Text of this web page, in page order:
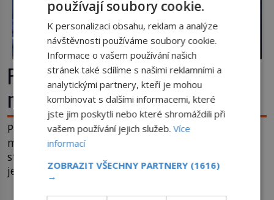
První plastické operace: Když se
nový nos rodí z kůže na tváři
Plastická chirurgie se často považuje za vynález
moderní medicíny. Ve skutečnosti jsou její kořeny
staré více než dva a půl tisíce let. V dobách, kdy
ještě neexistují antibiotika ani anestezie, se
odvážní lékaři pokoušejí vracet lidem tváře
používají soubory cookie.
K personalizaci obsahu, reklam a analýze
návštěvnosti používáme soubory cookie.
Informace o vašem používání našich
stránek také sdílíme s našimi reklamními a
analytickými partnery, kteří je mohou
kombinovat s dalšími informacemi, které
jste jim poskytli nebo které shromáždili při
vašem používání jejich služeb.Více
informací
ZOBRAZIT VŠECHNY PARTNERY (1616)
→